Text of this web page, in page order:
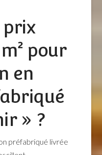
prix
pour
en
» ?
préfabriqué livrée